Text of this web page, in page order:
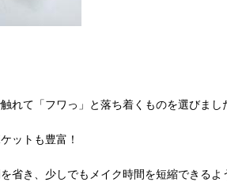
れて「フワっ」と落ち着くものを選びまし
ットも豊富！
省き、少しでもメイク時間を短縮できるよ